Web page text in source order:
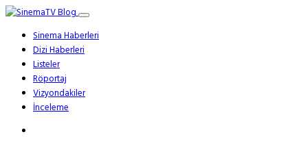
Sinema Haberleri
Dizi Haberleri
Listeler
Röportaj
Vizyondakiler
İnceleme